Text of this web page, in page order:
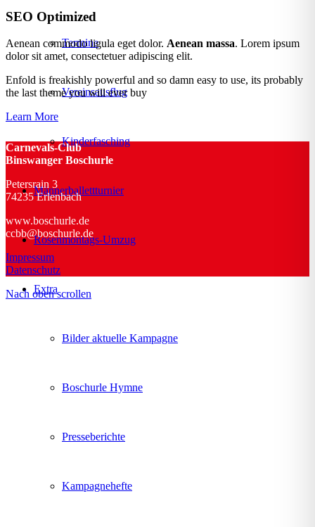
Termine
Vereinsausflug
Kinderfasching
Männerballettturnier
Rosenmontags-Umzug
Extra
Bilder aktuelle Kampagne
Boschurle Hymne
Presseberichte
Kampagnehefte
SEO Optimized
Aenean commodo ligula eget dolor. Aenean massa. Lorem ipsum
dolor sit amet, consectetuer adipiscing elit.
Enfold is freakishly powerful and so damn easy to use, its probably
the last theme you will ever buy
Learn More
Carnevals-Club
Binswanger Boschurle
Petersrain 3
74235 Erlenbach
www.boschurle.de
ccbb@boschurle.de
Impressum
Datenschutz
Nach oben scrollen